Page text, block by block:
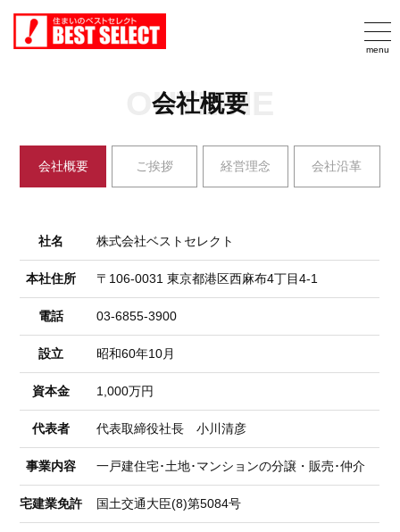
会社概要
OUTLINE
会社概要 ご挨拶 経営理念 会社沿革
社名 株式会社ベストセレクト
本社住所 〒106-0031 東京都港区西麻布4丁目4-1
電話 03-6855-3900
設立 昭和60年10月
資本金 1,000万円
代表者 代表取締役社長 小川清彦
事業内容 一戸建住宅･土地･マンションの分譲・販売･仲介
宅建業免許 国土交通大臣(8)第5084号